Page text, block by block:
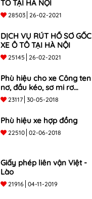
TÔ TẠI HÀ NỘI
28503 26-02-2021
DỊCH VỤ RÚT HỒ SƠ GỐC
XE Ô TÔ TẠI HÀ NỘI
25145 26-02-2021
Phù hiệu cho xe Công ten
nơ, đầu kéo, sơ mi rơ
moóc
23117 30-05-2018
Phù hiệu xe hợp đồng
22510 02-06-2018
Giấy phép liên vận Việt -
Lào
21916 04-11-2019